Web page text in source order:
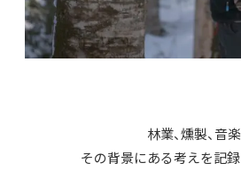
林業、燻製、音楽
その背景にある考えを記録